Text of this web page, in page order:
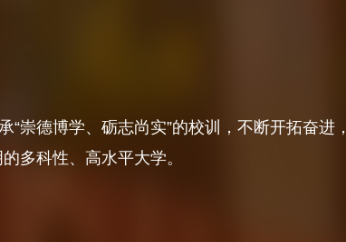
“崇德博学、砺志尚实”的校训，不断开拓奋进，
多科性、高水平大学。